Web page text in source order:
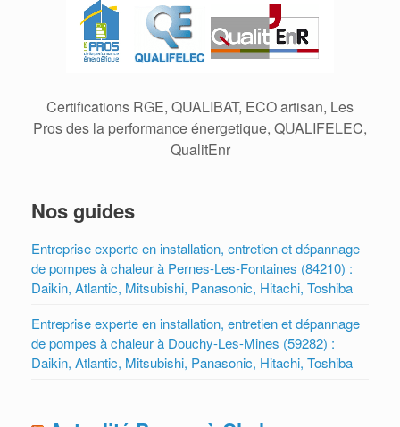
Certifications RGE, QUALIBAT, ECO artisan, Les
Pros des la performance énergetique, QUALIFELEC,
QualitEnr
Nos guides
Entreprise experte en installation, entretien et dépannage
de pompes à chaleur à Pernes-Les-Fontaines (84210) :
Daikin, Atlantic, Mitsubishi, Panasonic, Hitachi, Toshiba
Entreprise experte en installation, entretien et dépannage
de pompes à chaleur à Douchy-Les-Mines (59282) :
Daikin, Atlantic, Mitsubishi, Panasonic, Hitachi, Toshiba